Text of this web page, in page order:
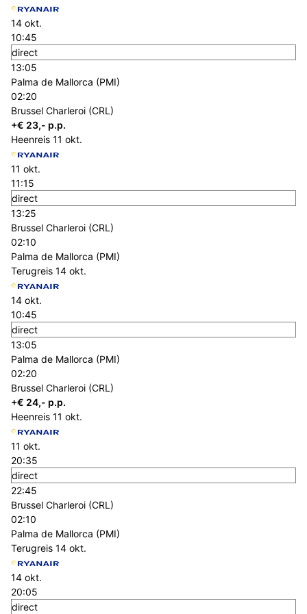
14 okt.
10:45
direct
13:05
Palma de Mallorca (PMI)
02:20
Brussel Charleroi (CRL)
+€ 23,- p.p.
Heenreis 11 okt.
11 okt.
11:15
direct
13:25
Brussel Charleroi (CRL)
02:10
Palma de Mallorca (PMI)
Terugreis 14 okt.
14 okt.
10:45
direct
13:05
Palma de Mallorca (PMI)
02:20
Brussel Charleroi (CRL)
+€ 24,- p.p.
Heenreis 11 okt.
11 okt.
20:35
direct
22:45
Brussel Charleroi (CRL)
02:10
Palma de Mallorca (PMI)
Terugreis 14 okt.
14 okt.
20:05
direct